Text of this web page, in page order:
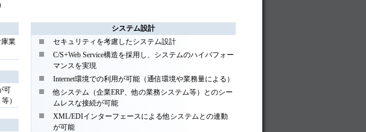
業
可
）
システム設計
セキュリティを考慮したシステム設計
C/S+Web Service構造を採用し、システムのハイパフォー
マンスを実現
Internet環境での利用が可能（通信環境や業務量による）
他システム（企業ERP、他の業務システム等）とのシー
ムレスな接続が可能
XML/EDIインターフェースによる他システムとの連動
が可能